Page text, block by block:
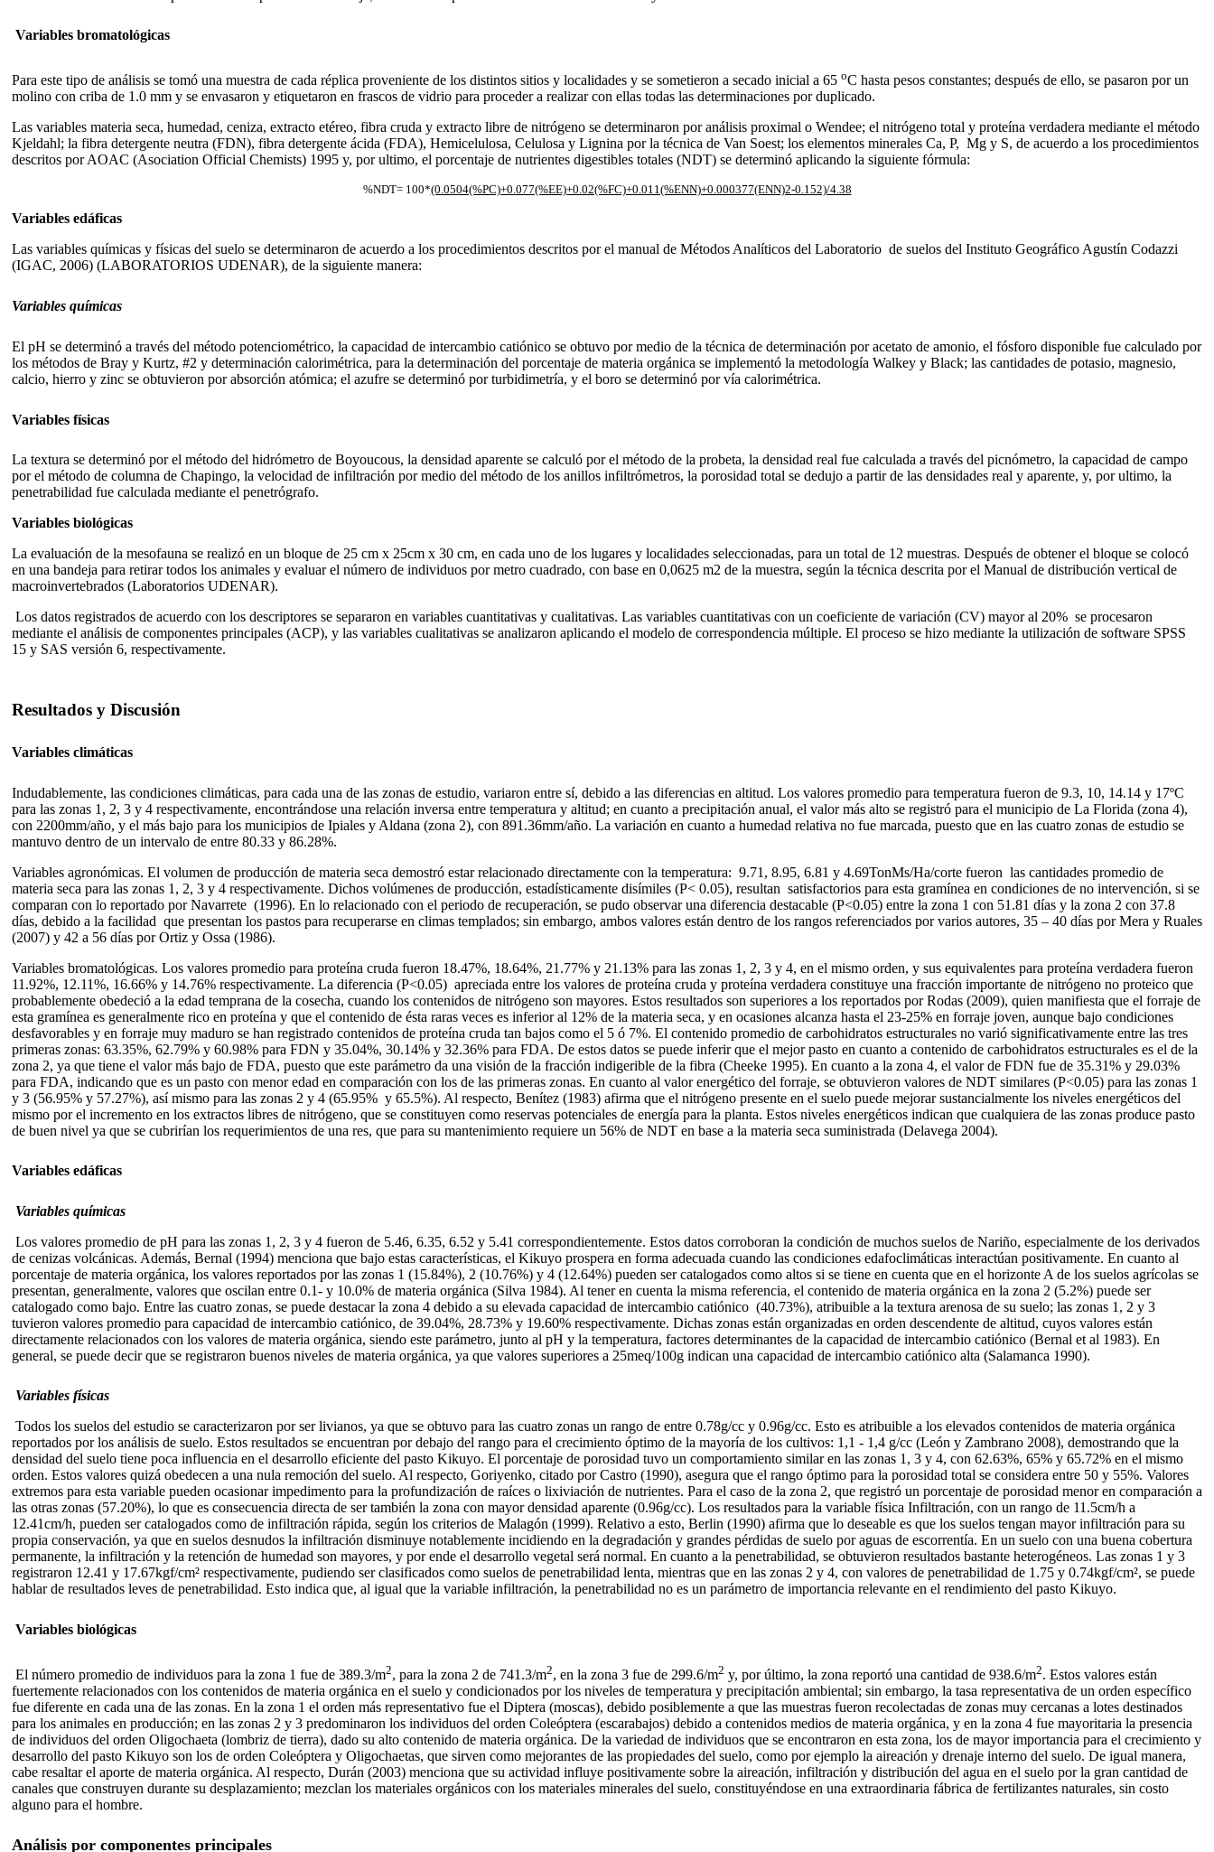
Variables bromatológicas
Para este tipo de análisis se tomó una muestra de cada réplica proveniente de los distintos sitios y localidades y se sometieron a secado inicial a 65 oC hasta pesos constantes; después de ello, se pasaron por un
molino con criba de 1.0 mm y se envasaron y etiquetaron en frascos de vidrio para proceder a realizar con ellas todas las determinaciones por duplicado.
Las variables materia seca, humedad, ceniza, extracto etéreo, fibra cruda y extracto libre de nitrógeno se determinaron por análisis proximal o Wendee; el nitrógeno total y proteína verdadera mediante el método
Kjeldahl; la fibra detergente neutra (FDN), fibra detergente ácida (FDA), Hemicelulosa, Celulosa y Lignina por la técnica de Van Soest; los elementos minerales Ca, P, Mg y S, de acuerdo a los procedimientos
descritos por AOAC (Asociation Official Chemists) 1995 y, por ultimo, el porcentaje de nutrientes digestibles totales (NDT) se determinó aplicando la siguiente fórmula:
%NDT= 100*(0.0504(%PC)+0.077(%EE)+0.02(%FC)+0.011(%ENN)+0.000377(ENN)2-0.152)/4.38
Variables edáficas
Las variables químicas y físicas del suelo se determinaron de acuerdo a los procedimientos descritos por el manual de Métodos Analíticos del Laboratorio de suelos del Instituto Geográfico Agustín Codazzi
(IGAC, 2006) (LABORATORIOS UDENAR), de la siguiente manera:
Variables químicas
El pH se determinó a través del método potenciométrico, la capacidad de intercambio catiónico se obtuvo por medio de la técnica de determinación por acetato de amonio, el fósforo disponible fue calculado por
los métodos de Bray y Kurtz, #2 y determinación calorimétrica, para la determinación del porcentaje de materia orgánica se implementó la metodología Walkey y Black; las cantidades de potasio, magnesio,
calcio, hierro y zinc se obtuvieron por absorción atómica; el azufre se determinó por turbidimetría, y el boro se determinó por vía calorimétrica.
Variables físicas
La textura se determinó por el método del hidrómetro de Boyoucous, la densidad aparente se calculó por el método de la probeta, la densidad real fue calculada a través del picnómetro, la capacidad de campo
por el método de columna de Chapingo, la velocidad de infiltración por medio del método de los anillos infiltrómetros, la porosidad total se dedujo a partir de las densidades real y aparente, y, por ultimo, la
penetrabilidad fue calculada mediante el penetrógrafo.
Variables biológicas
La evaluación de la mesofauna se realizó en un bloque de 25 cm x 25cm x 30 cm, en cada uno de los lugares y localidades seleccionadas, para un total de 12 muestras. Después de obtener el bloque se colocó
en una bandeja para retirar todos los animales y evaluar el número de individuos por metro cuadrado, con base en 0,0625 m2 de la muestra, según la técnica descrita por el Manual de distribución vertical de
macroinvertebrados (Laboratorios UDENAR).
Los datos registrados de acuerdo con los descriptores se separaron en variables cuantitativas y cualitativas. Las variables cuantitativas con un coeficiente de variación (CV) mayor al 20% se procesaron
mediante el análisis de componentes principales (ACP), y las variables cualitativas se analizaron aplicando el modelo de correspondencia múltiple. El proceso se hizo mediante la utilización de software SPSS
15 y SAS versión 6, respectivamente.
Resultados y Discusión
Variables climáticas
Indudablemente, las condiciones climáticas, para cada una de las zonas de estudio, variaron entre sí, debido a las diferencias en altitud. Los valores promedio para temperatura fueron de 9.3, 10, 14.14 y 17ºC
para las zonas 1, 2, 3 y 4 respectivamente, encontrándose una relación inversa entre temperatura y altitud; en cuanto a precipitación anual, el valor más alto se registró para el municipio de La Florida (zona 4),
con 2200mm/año, y el más bajo para los municipios de Ipiales y Aldana (zona 2), con 891.36mm/año. La variación en cuanto a humedad relativa no fue marcada, puesto que en las cuatro zonas de estudio se
mantuvo dentro de un intervalo de entre 80.33 y 86.28%.
Variables agronómicas. El volumen de producción de materia seca demostró estar relacionado directamente con la temperatura: 9.71, 8.95, 6.81 y 4.69TonMs/Ha/corte fueron las cantidades promedio de
materia seca para las zonas 1, 2, 3 y 4 respectivamente. Dichos volúmenes de producción, estadísticamente disímiles (P< 0.05), resultan satisfactorios para esta gramínea en condiciones de no intervención, si se
comparan con lo reportado por Navarrete (1996). En lo relacionado con el periodo de recuperación, se pudo observar una diferencia destacable (P<0.05) entre la zona 1 con 51.81 días y la zona 2 con 37.8
días, debido a la facilidad que presentan los pastos para recuperarse en climas templados; sin embargo, ambos valores están dentro de los rangos referenciados por varios autores, 35 – 40 días por Mera y Ruales
(2007) y 42 a 56 días por Ortiz y Ossa (1986).
Variables bromatológicas. Los valores promedio para proteína cruda fueron 18.47%, 18.64%, 21.77% y 21.13% para las zonas 1, 2, 3 y 4, en el mismo orden, y sus equivalentes para proteína verdadera fueron
11.92%, 12.11%, 16.66% y 14.76% respectivamente. La diferencia (P<0.05) apreciada entre los valores de proteína cruda y proteína verdadera constituye una fracción importante de nitrógeno no proteico que
probablemente obedeció a la edad temprana de la cosecha, cuando los contenidos de nitrógeno son mayores. Estos resultados son superiores a los reportados por Rodas (2009), quien manifiesta que el forraje de
esta gramínea es generalmente rico en proteína y que el contenido de ésta raras veces es inferior al 12% de la materia seca, y en ocasiones alcanza hasta el 23-25% en forraje joven, aunque bajo condiciones
desfavorables y en forraje muy maduro se han registrado contenidos de proteína cruda tan bajos como el 5 ó 7%. El contenido promedio de carbohidratos estructurales no varió significativamente entre las tres
primeras zonas: 63.35%, 62.79% y 60.98% para FDN y 35.04%, 30.14% y 32.36% para FDA. De estos datos se puede inferir que el mejor pasto en cuanto a contenido de carbohidratos estructurales es el de la
zona 2, ya que tiene el valor más bajo de FDA, puesto que este parámetro da una visión de la fracción indigerible de la fibra (Cheeke 1995). En cuanto a la zona 4, el valor de FDN fue de 35.31% y 29.03%
para FDA, indicando que es un pasto con menor edad en comparación con los de las primeras zonas. En cuanto al valor energético del forraje, se obtuvieron valores de NDT similares (P<0.05) para las zonas 1
y 3 (56.95% y 57.27%), así mismo para las zonas 2 y 4 (65.95% y 65.5%). Al respecto, Benítez (1983) afirma que el nitrógeno presente en el suelo puede mejorar sustancialmente los niveles energéticos del
mismo por el incremento en los extractos libres de nitrógeno, que se constituyen como reservas potenciales de energía para la planta. Estos niveles energéticos indican que cualquiera de las zonas produce pasto
de buen nivel ya que se cubrirían los requerimientos de una res, que para su mantenimiento requiere un 56% de NDT en base a la materia seca suministrada (Delavega 2004).
Variables edáficas
Variables químicas
Los valores promedio de pH para las zonas 1, 2, 3 y 4 fueron de 5.46, 6.35, 6.52 y 5.41 correspondientemente. Estos datos corroboran la condición de muchos suelos de Nariño, especialmente de los derivados
de cenizas volcánicas. Además, Bernal (1994) menciona que bajo estas características, el Kikuyo prospera en forma adecuada cuando las condiciones edafoclimáticas interactúan positivamente. En cuanto al
porcentaje de materia orgánica, los valores reportados por las zonas 1 (15.84%), 2 (10.76%) y 4 (12.64%) pueden ser catalogados como altos si se tiene en cuenta que en el horizonte A de los suelos agrícolas se
presentan, generalmente, valores que oscilan entre 0.1- y 10.0% de materia orgánica (Silva 1984). Al tener en cuenta la misma referencia, el contenido de materia orgánica en la zona 2 (5.2%) puede ser
catalogado como bajo. Entre las cuatro zonas, se puede destacar la zona 4 debido a su elevada capacidad de intercambio catiónico (40.73%), atribuible a la textura arenosa de su suelo; las zonas 1, 2 y 3
tuvieron valores promedio para capacidad de intercambio catiónico, de 39.04%, 28.73% y 19.60% respectivamente. Dichas zonas están organizadas en orden descendente de altitud, cuyos valores están
directamente relacionados con los valores de materia orgánica, siendo este parámetro, junto al pH y la temperatura, factores determinantes de la capacidad de intercambio catiónico (Bernal et al 1983). En
general, se puede decir que se registraron buenos niveles de materia orgánica, ya que valores superiores a 25meq/100g indican una capacidad de intercambio catiónico alta (Salamanca 1990).
Variables físicas
Todos los suelos del estudio se caracterizaron por ser livianos, ya que se obtuvo para las cuatro zonas un rango de entre 0.78g/cc y 0.96g/cc. Esto es atribuible a los elevados contenidos de materia orgánica
reportados por los análisis de suelo. Estos resultados se encuentran por debajo del rango para el crecimiento óptimo de la mayoría de los cultivos: 1,1 - 1,4 g/cc (León y Zambrano 2008), demostrando que la
densidad del suelo tiene poca influencia en el desarrollo eficiente del pasto Kikuyo. El porcentaje de porosidad tuvo un comportamiento similar en las zonas 1, 3 y 4, con 62.63%, 65% y 65.72% en el mismo
orden. Estos valores quizá obedecen a una nula remoción del suelo. Al respecto, Goriyenko, citado por Castro (1990), asegura que el rango óptimo para la porosidad total se considera entre 50 y 55%. Valores
extremos para esta variable pueden ocasionar impedimento para la profundización de raíces o lixiviación de nutrientes. Para el caso de la zona 2, que registró un porcentaje de porosidad menor en comparación a
las otras zonas (57.20%), lo que es consecuencia directa de ser también la zona con mayor densidad aparente (0.96g/cc). Los resultados para la variable física Infiltración, con un rango de 11.5cm/h a
12.41cm/h, pueden ser catalogados como de infiltración rápida, según los criterios de Malagón (1999). Relativo a esto, Berlin (1990) afirma que lo deseable es que los suelos tengan mayor infiltración para su
propia conservación, ya que en suelos desnudos la infiltración disminuye notablemente incidiendo en la degradación y grandes pérdidas de suelo por aguas de escorrentía. En un suelo con una buena cobertura
permanente, la infiltración y la retención de humedad son mayores, y por ende el desarrollo vegetal será normal. En cuanto a la penetrabilidad, se obtuvieron resultados bastante heterogéneos. Las zonas 1 y 3
registraron 12.41 y 17.67kgf/cm² respectivamente, pudiendo ser clasificados como suelos de penetrabilidad lenta, mientras que en las zonas 2 y 4, con valores de penetrabilidad de 1.75 y 0.74kgf/cm², se puede
hablar de resultados leves de penetrabilidad. Esto indica que, al igual que la variable infiltración, la penetrabilidad no es un parámetro de importancia relevante en el rendimiento del pasto Kikuyo.
Variables biológicas
El número promedio de individuos para la zona 1 fue de 389.3/m2, para la zona 2 de 741.3/m2, en la zona 3 fue de 299.6/m2 y, por último, la zona reportó una cantidad de 938.6/m2. Estos valores están
fuertemente relacionados con los contenidos de materia orgánica en el suelo y condicionados por los niveles de temperatura y precipitación ambiental; sin embargo, la tasa representativa de un orden específico
fue diferente en cada una de las zonas. En la zona 1 el orden más representativo fue el Diptera (moscas), debido posiblemente a que las muestras fueron recolectadas de zonas muy cercanas a lotes destinados
para los animales en producción; en las zonas 2 y 3 predominaron los individuos del orden Coleóptera (escarabajos) debido a contenidos medios de materia orgánica, y en la zona 4 fue mayoritaria la presencia
de individuos del orden Oligochaeta (lombriz de tierra), dado su alto contenido de materia orgánica. De la variedad de individuos que se encontraron en esta zona, los de mayor importancia para el crecimiento y
desarrollo del pasto Kikuyo son los de orden Coleóptera y Oligochaetas, que sirven como mejorantes de las propiedades del suelo, como por ejemplo la aireación y drenaje interno del suelo. De igual manera,
cabe resaltar el aporte de materia orgánica. Al respecto, Durán (2003) menciona que su actividad influye positivamente sobre la aireación, infiltración y distribución del agua en el suelo por la gran cantidad de
canales que construyen durante su desplazamiento; mezclan los materiales orgánicos con los materiales minerales del suelo, constituyéndose en una extraordinaria fábrica de fertilizantes naturales, sin costo
alguno para el hombre.
Análisis por componentes principales